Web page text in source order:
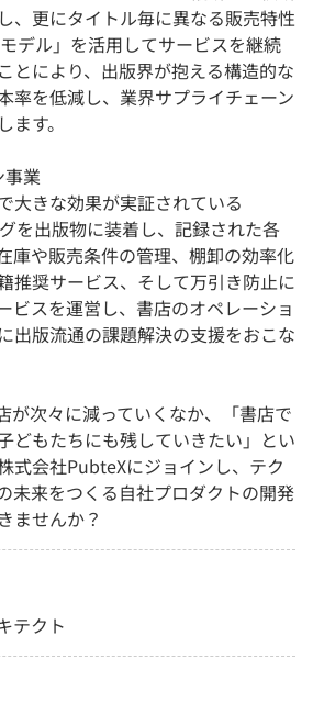
、更にタイトル毎に異なる販売特性
デル」を活用してサービスを継続
とにより、出版界が抱える構造的な
率を低減し、業界サプライチェーン
す。
業
大きな効果が実証されている
を出版物に装着し、記録された各
庫や販売条件の管理、棚卸の効率化
推奨サービス、そして万引き防止に
ビスを運営し、書店のオペレーショ
出版流通の課題解決の支援をおこな
が次々に減っていくなか、「書店で
どもたちにも残していきたい」とい
式会社PubteXにジョインし、テク
未来をつくる自社プロダクトの開発
ませんか？
テクト